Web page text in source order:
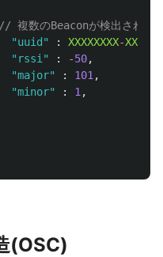
// 複数のBeaconが検出されて
"uuid " : XXXXXXXX-XXXX
" rssi " : -50,
"major" : 101 ,
"minor" : 1 ,
(OSC)